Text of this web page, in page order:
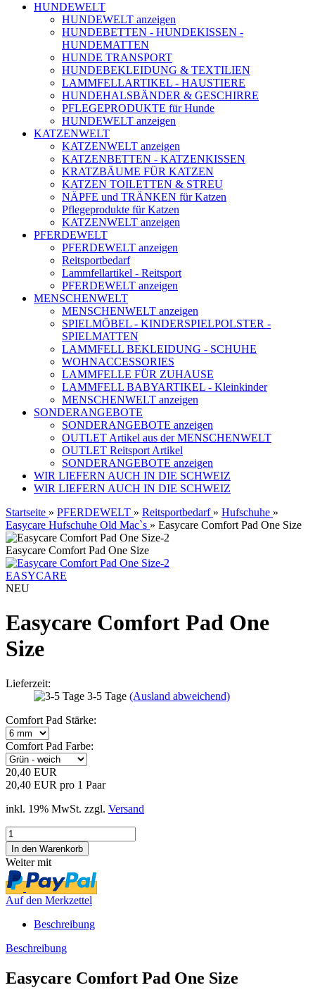
HUNDEWELT
HUNDEWELT anzeigen
HUNDEBETTEN - HUNDEKISSEN -
HUNDEMATTEN
HUNDE TRANSPORT
HUNDEBEKLEIDUNG & TEXTILIEN
LAMMFELLARTIKEL - HAUSTIERE
HUNDEHALSBÄNDER & GESCHIRRE
PFLEGEPRODUKTE für Hunde
HUNDEWELT anzeigen
KATZENWELT
KATZENWELT anzeigen
KATZENBETTEN - KATZENKISSEN
KRATZBÄUME FÜR KATZEN
KATZEN TOILETTEN & STREU
NÄPFE und TRÄNKEN für Katzen
Pflegeprodukte für Katzen
KATZENWELT anzeigen
PFERDEWELT
PFERDEWELT anzeigen
Reitsportbedarf
Lammfellartikel - Reitsport
PFERDEWELT anzeigen
MENSCHENWELT
MENSCHENWELT anzeigen
SPIELMÖBEL - KINDERSPIELPOLSTER -
SPIELMATTEN
LAMMFELL BEKLEIDUNG - SCHUHE
WOHNACCESSORIES
LAMMFELLE FÜR ZUHAUSE
LAMMFELL BABYARTIKEL - Kleinkinder
MENSCHENWELT anzeigen
SONDERANGEBOTE
SONDERANGEBOTE anzeigen
OUTLET Artikel aus der MENSCHENWELT
OUTLET Reitsport Artikel
SONDERANGEBOTE anzeigen
WIR LIEFERN AUCH IN DIE SCHWEIZ
WIR LIEFERN AUCH IN DIE SCHWEIZ
Startseite » PFERDEWELT » Reitsportbedarf » Hufschuhe »
Easycare Hufschuhe Old Mac`s » Easycare Comfort Pad One Size
Easycare Comfort Pad One Size
EASYCARE
NEU
Easycare Comfort Pad One
Size
Lieferzeit:
3-5 Tage (Ausland abweichend)
Comfort Pad Stärke:
Comfort Pad Farbe:
20,40 EUR
20,40 EUR pro 1 Paar
inkl. 19% MwSt. zzgl. Versand
Weiter mit
Auf den Merkzettel
Beschreibung
Beschreibung
Easycare Comfort Pad One Size